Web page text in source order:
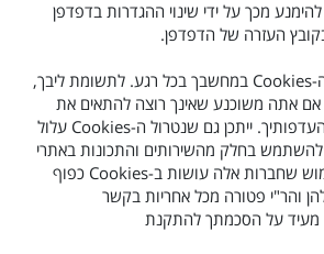
מכך על ידי שינוי ההגדרות בדפדפן
העזרה של הדפדפן.
Cookies במחשבך בכל רגע. לתשומת ליבך,
אתה משוכנע שאינך רוצה להתאים את
ייתכן גם שנטרול ה-Cookies עלול
בחלק מהשירותים והתכונות באתרי
שחברות אלה עושות ב-Cookies כפוף
והר"י פטורה מכל אחריות בקשר
מעיד על הסכמתך להתקנת